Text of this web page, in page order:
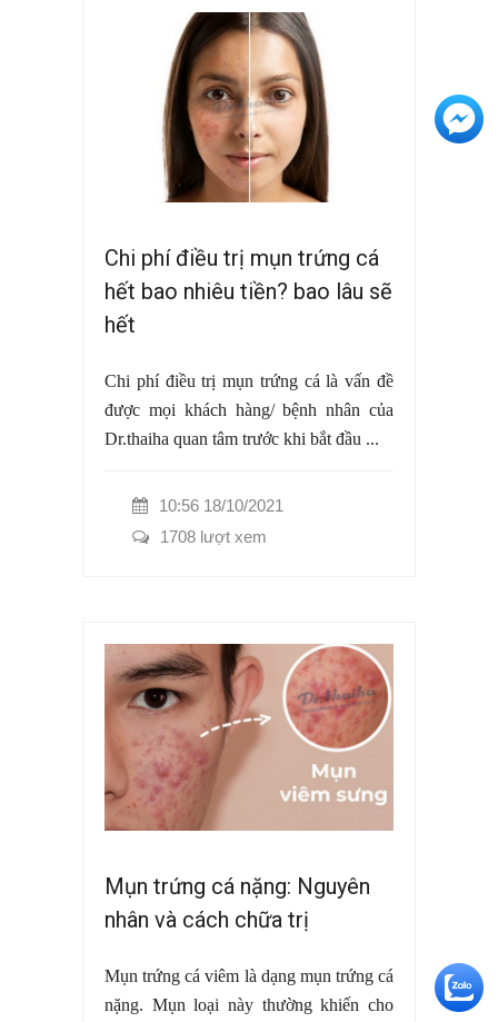
Chi phí điều trị mụn trứng cá
hết bao nhiêu tiền? bao lâu sẽ
hết
Chi phí điều trị mụn trứng cá là vấn đề
được mọi khách hàng/ bệnh nhân của
Dr.thaiha quan tâm trước khi bắt đầu ...
10:56 18/10/2021
1708 lượt xem
Mụn trứng cá nặng: Nguyên
nhân và cách chữa trị
Mụn trứng cá viêm là dạng mụn trứng cá
nặng. Mụn loại này thường khiến cho
+3
+5